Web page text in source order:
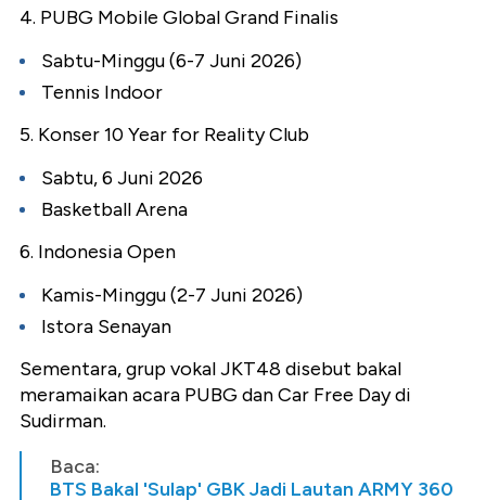
4. PUBG Mobile Global Grand Finalis
Sabtu-Minggu (6-7 Juni 2026)
Tennis Indoor
5. Konser 10 Year for Reality Club
Sabtu, 6 Juni 2026
Basketball Arena
6. Indonesia Open
Kamis-Minggu (2-7 Juni 2026)
Istora Senayan
Sementara, grup vokal JKT48 disebut bakal
meramaikan acara PUBG dan Car Free Day di
Sudirman.
Baca:
BTS Bakal 'Sulap' GBK Jadi Lautan ARMY 360